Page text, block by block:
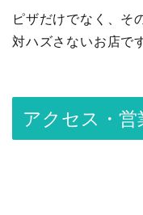
ピザだけでなく、そ
対ハズさないお店で
アクセス・営